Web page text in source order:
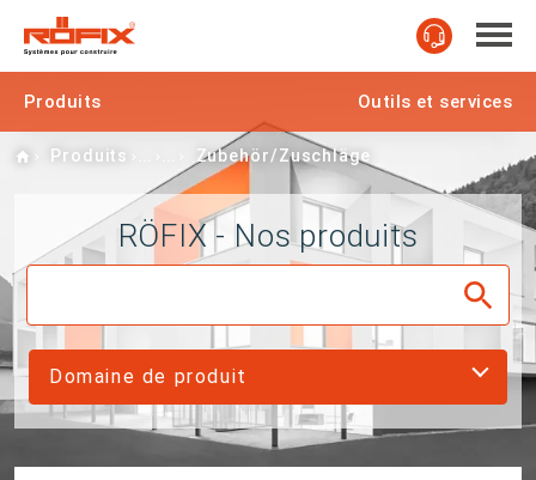
Produits Outils et services
Home
Produits Zubehör/Zuschläge
RÖFIX - Nos produits
Domaine de produit